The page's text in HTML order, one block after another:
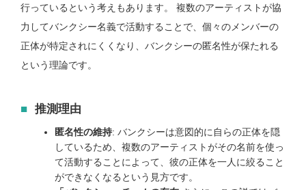
行っているという考えもあります。 複数のアーティストが協
力してバンクシー名義で活動することで、個々のメンバーの
正体が特定されにくくなり、バンクシーの匿名性が保たれる
という理論です。
推測理由
匿名性の維持: バンクシーは意図的に自らの正体を隠
しているため、複数のアーティストがその名前を使っ
て活動することによって、彼の正体を一人に絞ること
ができなくなるという見方です。